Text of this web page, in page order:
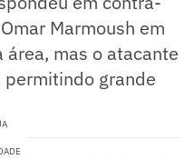
Marmoush em
mas o atacante
grande